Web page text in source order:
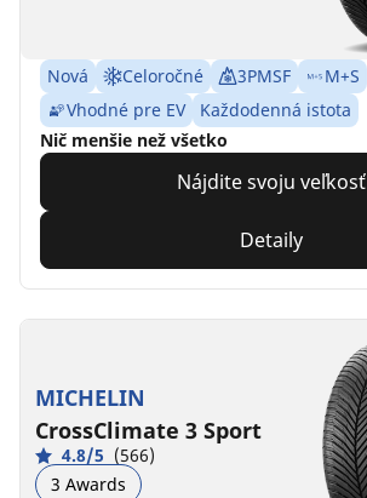
Nová Celoročné 3PMSF
M+S
Vhodné pre EV
Každodenná istota
Nič menšie než všetko
Nájdite svoju veľkosť
Detaily
MICHELIN
CrossClimate 3 Sport
4.8/5 (566)
3 Awards